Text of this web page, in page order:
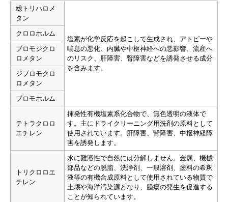
総トリハロメ
タン
塩素が化学反応を起こして生成され、アトピーや
喘息の悪化、内臓や中枢神経への悪影響、流産へ
のリスク、肝障害、腎障害などを誘発させる成分
を含みます。
クロロホルム
ブロモジクロ
ロメタン
ジブロモクロ
ロメタン
ブロモホルム
テトラクロロ
エチレン
揮発性有機塩素系化合物で、無色透明の液体で
す。主にドライクリーニング用洗剤の原料として
使用されています。肝障害、腎障害、中枢神経障
害を誘発します。
トリクロロエ
チレン
水に難溶性で自然には分解しません。金属、機械
部品などの脱脂、洗浄剤、一般溶剤、塗料の希釈
液等の有機合成原料として使用されている物質で
土壌や海洋汚染源となり、腫瘍の発生を促進する
ことが知られています。